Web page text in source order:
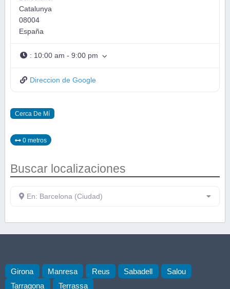
Catalunya
08004
España
: 10:00 am - 9:00 pm
Direccion de Google
Cerca De Mí
0 metros
Buscar localizaciones
En: Barcelona (Ciudad)
Girona Manresa Reus Sabadell
Salou
Tarragona
Terrassa